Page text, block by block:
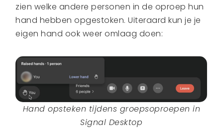
zien welke andere personen in de oproep hun
hand hebben opgestoken. Uiteraard kun je je
eigen hand ook weer omlaag doen:
Hand opsteken tijdens groepsoproepen in
Signal Desktop